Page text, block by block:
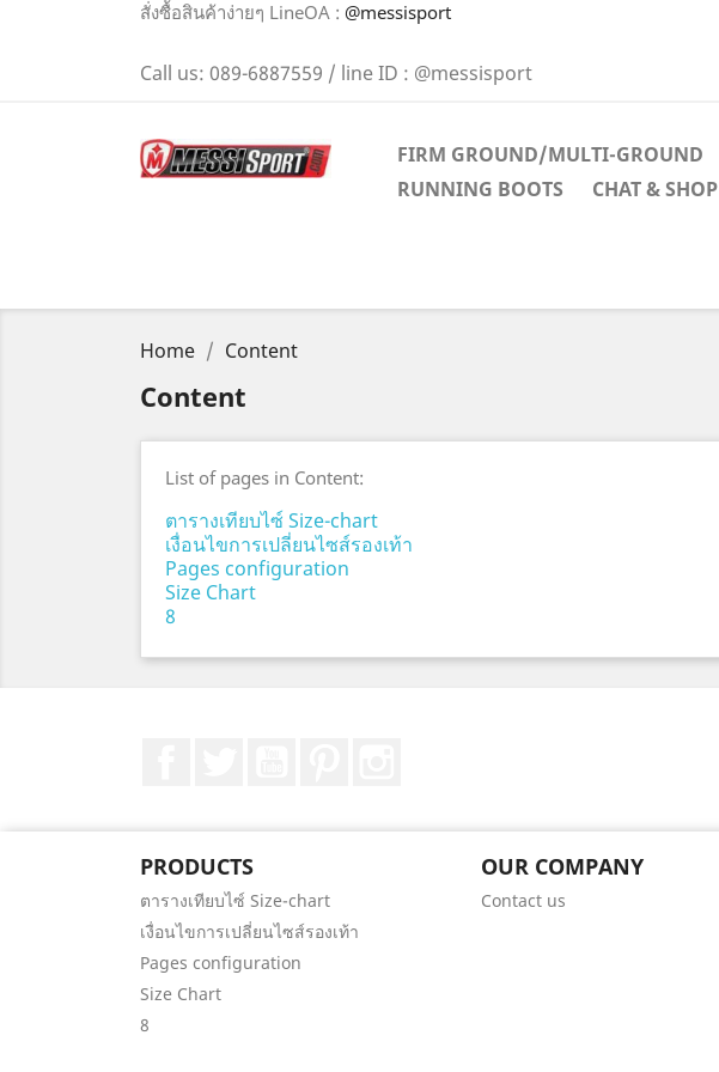
สั่งซื้อสินค้าง่ายๆ LineOA : @messisport
Call us: 089-6887559 / line ID : @messisport
FIRM GROUND/MULTI-GROUND
RUNNING BOOTS
CHAT & SHOP
Home Content
Content
List of pages in Content:
ตารางเทียบไซ์ Size-chart
เงื่อนไขการเปลี่ยนไซส์รองเท้า
Pages configuration
Size Chart
8
PRODUCTS
ตารางเทียบไซ์ Size-chart
เงื่อนไขการเปลี่ยนไซส์รองเท้า
Pages configuration
Size Chart
8
OUR COMPANY
Contact us